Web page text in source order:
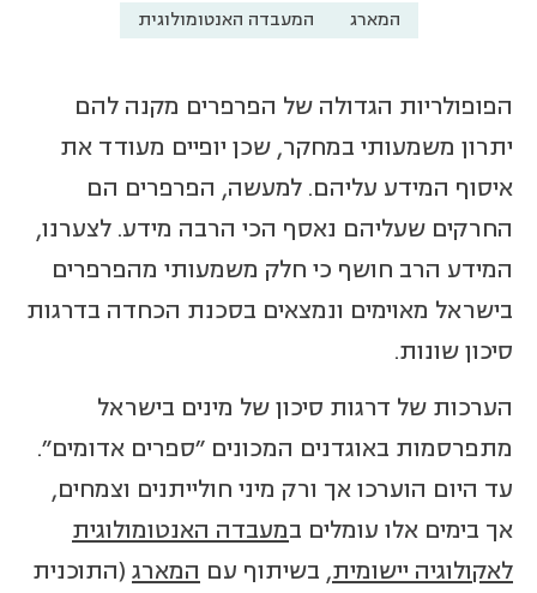
המארג המעבדה האנטומולוגית
הפופולריות הגדולה של הפרפרים מקנה להם
יתרון משמעותי במחקר, שכן יופיים מעודד את
איסוף המידע עליהם. למעשה, הפרפרים הם
החרקים שעליהם נאסף הכי הרבה מידע. לצערנו,
המידע הרב חושף כי חלק משמעותי מהפרפרים
בישראל מאוימים ונמצאים בסכנת הכחדה בדרגות
סיכון שונות.
הערכות של דרגות סיכון של מינים בישראל
מתפרסמות באוגדנים המכונים "ספרים אדומים".
עד היום הוערכו אך ורק מיני חולייתנים וצמחים,
אך בימים אלו עומלים במעבדה האנטומולוגית
לאקולוגיה יישומית, בשיתוף עם המארג (התוכנית